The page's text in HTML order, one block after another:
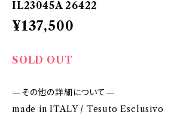
IL23045A 26422
¥137,500
SOLD OUT
—その他の詳細について—
made in ITALY / Tesuto Esclusivo